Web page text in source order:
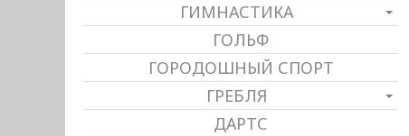
ГИМНАСТИКА
ГОЛЬФ
ГОРОДОШНЫЙ СПОРТ
ГРЕБЛЯ
ДАРТС